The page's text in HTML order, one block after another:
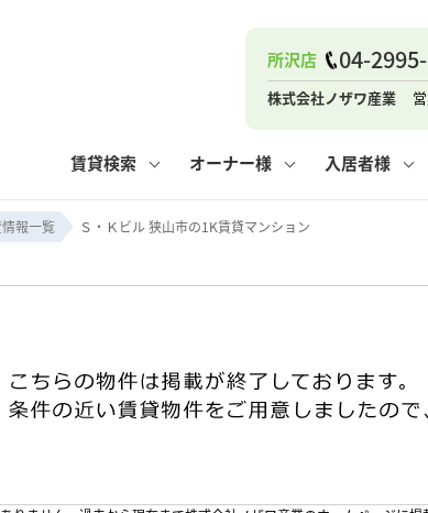
所沢店 04-
株式会社ノザワ産業
賃貸検索 オーナー様 入居者様
閲覧履歴 保存し
コンテナ
管理のご依頼
住まいのトラブルQ&A お住まい
よくある質問 マ
媒介契約の種類
スタッフブログ
ス小手指店
報一覧 Ｓ・Ｋビル 狭山市の1K賃貸マンション